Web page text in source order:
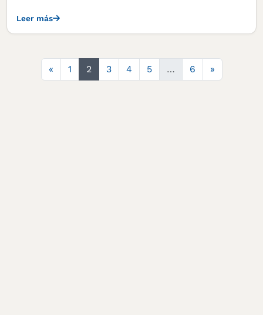
Leer más
«Anterior
1 2 3 4 5 … 6 »Siguiente